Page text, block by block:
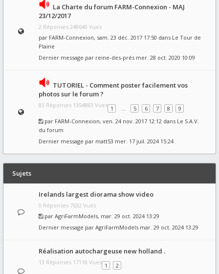
La Charte du forum FARM-Connexion - MAJ
23/12/2017
2 Réponses 248640 Vues
par FARM-Connexion, sam. 23 déc. 2017 17:50 dans Le Tour de
Plaine
Dernier message par reine-des-prés mer. 28 oct. 2020 10:09
TUTORIEL - Comment poster facilement vos
photos sur le forum ?
83 Réponses 1354883 Vues 1 … 5 6 7 8
9
par FARM-Connexion, ven. 24 nov. 2017 12:12 dans Le S.A.V.
du forum
Dernier message par matt53 mer. 17 juil. 2024 15:24
Sujets
Irelands largest diorama show video
0 Réponses 7632 Vues
par AgriFarmModels, mar. 29 oct. 2024 13:29
Dernier message par AgriFarmModels mar. 29 oct. 2024 13:29
Réalisation autochargeuse new holland .
13 Réponses 17118 Vues 1
2